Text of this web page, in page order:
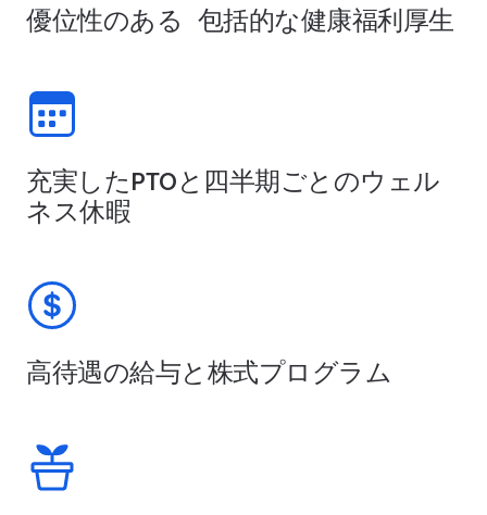
優位性のある 包括的な健康福利厚生
充実したPTOと四半期ごとのウェル
ネス休暇
高待遇の給与と株式プログラム